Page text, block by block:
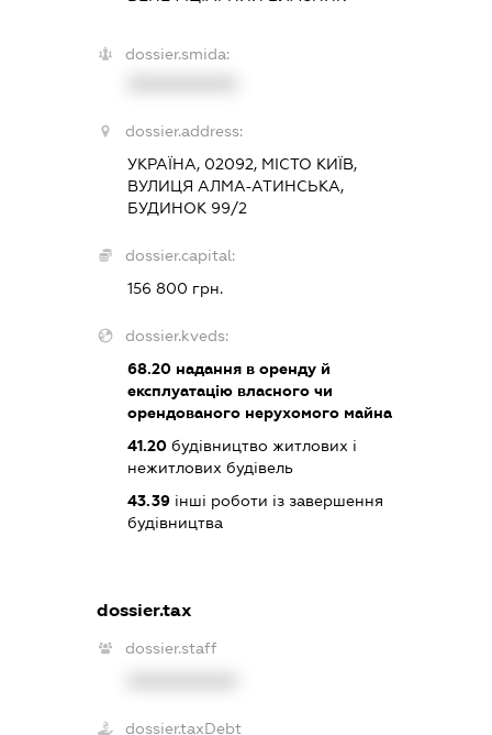
dossier.smida:
dossier.address:
УКРАЇНА, 02092, МІСТО КИЇВ,
ВУЛИЦЯ АЛМА-АТИНСЬКА,
БУДИНОК 99/2
dossier.capital:
156 800 грн.
dossier.kveds:
68.20 надання в оренду й
експлуатацію власного чи
орендованого нерухомого майна
41.20 будівництво житлових і
нежитлових будівель
43.39 інші роботи із завершення
будівництва
dossier.tax
dossier.staff
dossier.taxDebt